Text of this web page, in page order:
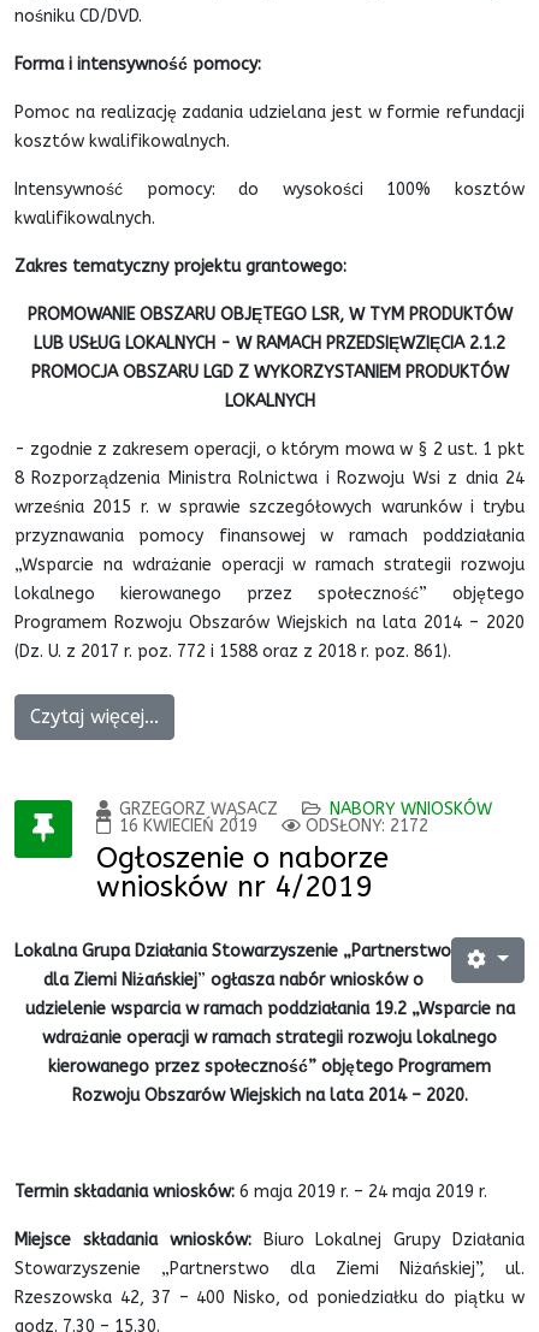
nośniku CD/DVD.
Forma i intensywność pomocy:
Pomoc na realizację zadania udzielana jest w formie refundacji
kosztów kwalifikowalnych.
Intensywność pomocy: do wysokości 100% kosztów
kwalifikowalnych.
Zakres tematyczny projektu grantowego:
PROMOWANIE OBSZARU OBJĘTEGO LSR, W TYM PRODUKTÓW
LUB USŁUG LOKALNYCH - W RAMACH PRZEDSIĘWZIĘCIA 2.1.2
PROMOCJA OBSZARU LGD Z WYKORZYSTANIEM PRODUKTÓW
LOKALNYCH
- zgodnie z zakresem operacji, o którym mowa w § 2 ust. 1 pkt
8 Rozporządzenia Ministra Rolnictwa i Rozwoju Wsi z dnia 24
września 2015 r. w sprawie szczegółowych warunków i trybu
przyznawania pomocy finansowej w ramach poddziałania
„Wsparcie na wdrażanie operacji w ramach strategii rozwoju
lokalnego kierowanego przez społeczność” objętego
Programem Rozwoju Obszarów Wiejskich na lata 2014 – 2020
(Dz. U. z 2017 r. poz. 772 i 1588 oraz z 2018 r. poz. 861).
Czytaj więcej...
GRZEGORZ WĄSACZ
NABORY WNIOSKÓW
16 KWIECIEŃ 2019
ODSŁONY: 2172
Ogłoszenie o naborze
wniosków nr 4/2019
Lokalna Grupa Działania Stowarzyszenie „Partnerstwo
dla Ziemi Niżańskiej” ogłasza nabór wniosków o
udzielenie wsparcia w ramach poddziałania 19.2 „Wsparcie na
wdrażanie operacji w ramach strategii rozwoju lokalnego
kierowanego przez społeczność” objętego Programem
Rozwoju Obszarów Wiejskich na lata 2014 – 2020.
Termin składania wniosków: 6 maja 2019 r. – 24 maja 2019 r.
Miejsce składania wniosków:Biuro Lokalnej Grupy Działania
Stowarzyszenie „Partnerstwo dla Ziemi Niżańskiej”, ul.
Rzeszowska 42, 37 – 400 Nisko, od poniedziałku do piątku w
godz. 7.30 – 15.30.